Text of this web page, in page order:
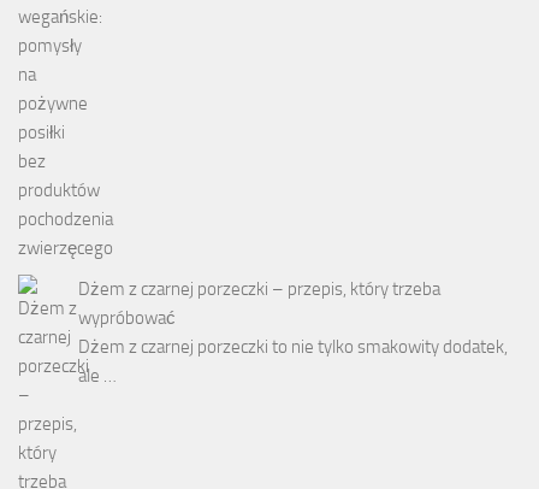
Dżem z czarnej porzeczki – przepis, który trzeba
wypróbować
Dżem z czarnej porzeczki to nie tylko smakowity dodatek,
ale …